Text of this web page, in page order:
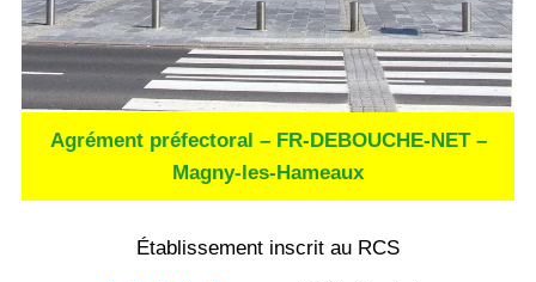
Agrément préfectoral – FR-DEBOUCHE-NET –
Magny-les-Hameaux
Établissement inscrit au RCS